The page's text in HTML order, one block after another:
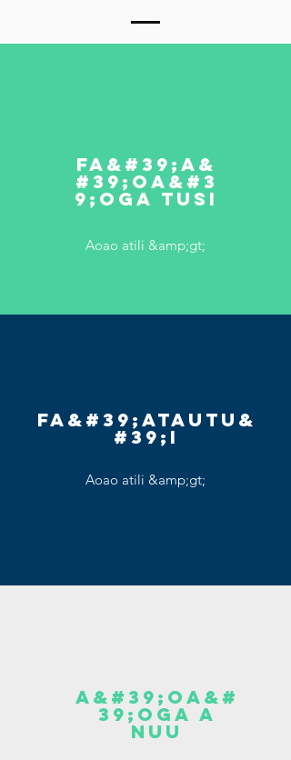
FA&#39;A&
#39;OA&#3
9;OGA TUSI
Aoao atili &amp;gt;
Fa&#39;atautu&
#39;i
Aoao atili &amp;gt;
A&#39;OA&#
39;OGA A
NUU